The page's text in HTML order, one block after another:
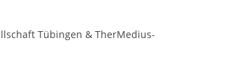
Tübingen & TherMedius-